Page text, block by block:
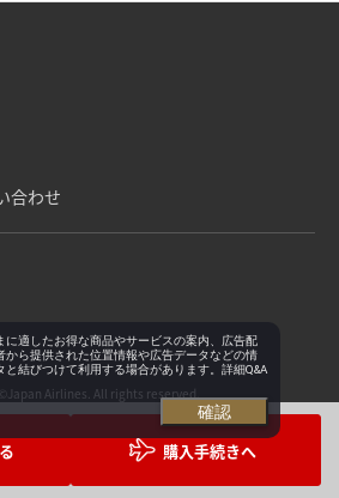
購入手続きへ
合わせ
Airlines. All rights reserved.
に適したお得な商品やサービスの案内、広告配
から提供された位置情報や広告データなどの情
結びつけて利用する場合があります。詳細Q&A
確認